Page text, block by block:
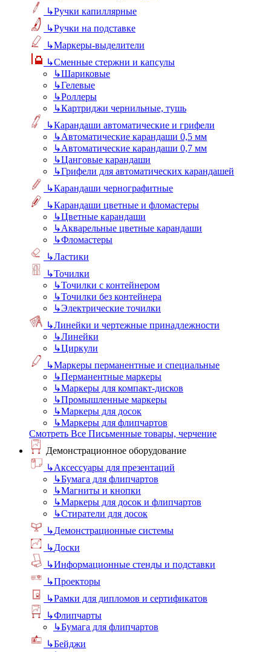
↳Ручки капиллярные
↳Ручки на подставке
↳Маркеры-выделители
↳Сменные стержни и капсулы
↳Шариковые
↳Гелевые
↳Роллеры
↳Картриджи чернильные, тушь
↳Карандаши автоматические и грифели
↳Автоматические карандаши 0,5 мм
↳Автоматические карандаши 0,7 мм
↳Цанговые карандаши
↳Грифели для автоматических карандашей
↳Карандаши чернографитные
↳Карандаши цветные и фломастеры
↳Цветные карандаши
↳Акварельные цветные карандаши
↳Фломастеры
↳Ластики
↳Точилки
↳Точилки с контейнером
↳Точилки без контейнера
↳Электрические точилки
↳Линейки и чертежные принадлежности
↳Линейки
↳Циркули
↳Маркеры перманентные и специальные
↳Перманентные маркеры
↳Маркеры для компакт-дисков
↳Промышленные маркеры
↳Маркеры для досок
↳Маркеры для флипчартов
Смотреть Все Письменные товары, черчение
Демонстрационное оборудование
↳Аксессуары для презентаций
↳Бумага для флипчартов
↳Магниты и кнопки
↳Маркеры для досок и флипчартов
↳Стиратели для досок
↳Демонстрационные системы
↳Доски
↳Информационные стенды и подставки
↳Проекторы
↳Рамки для дипломов и сертификатов
↳Флипчарты
↳Бумага для флипчартов
↳Бейджи